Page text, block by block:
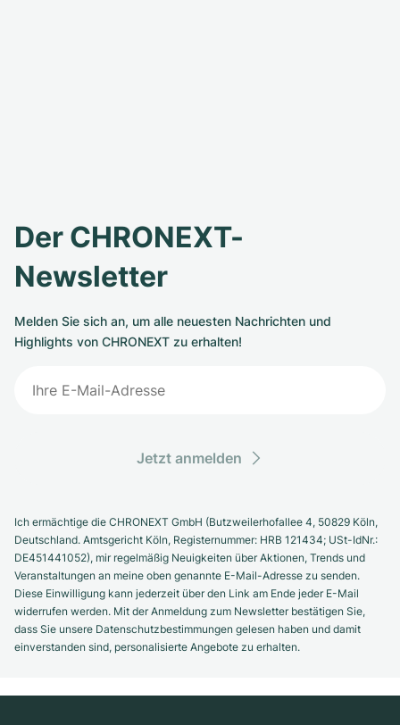
Der CHRONEXT-
Newsletter
Melden Sie sich an, um alle neuesten Nachrichten und
Highlights von CHRONEXT zu erhalten!
Jetzt anmelden
Ich ermächtige die CHRONEXT GmbH (Butzweilerhofallee 4, 50829 Köln,
Deutschland. Amtsgericht Köln, Registernummer: HRB 121434; USt-IdNr.:
DE451441052), mir regelmäßig Neuigkeiten über Aktionen, Trends und
Veranstaltungen an meine oben genannte E-Mail-Adresse zu senden.
Diese Einwilligung kann jederzeit über den Link am Ende jeder E-Mail
widerrufen werden. Mit der Anmeldung zum Newsletter bestätigen Sie,
dass Sie unsere Datenschutzbestimmungen gelesen haben und damit
einverstanden sind, personalisierte Angebote zu erhalten.